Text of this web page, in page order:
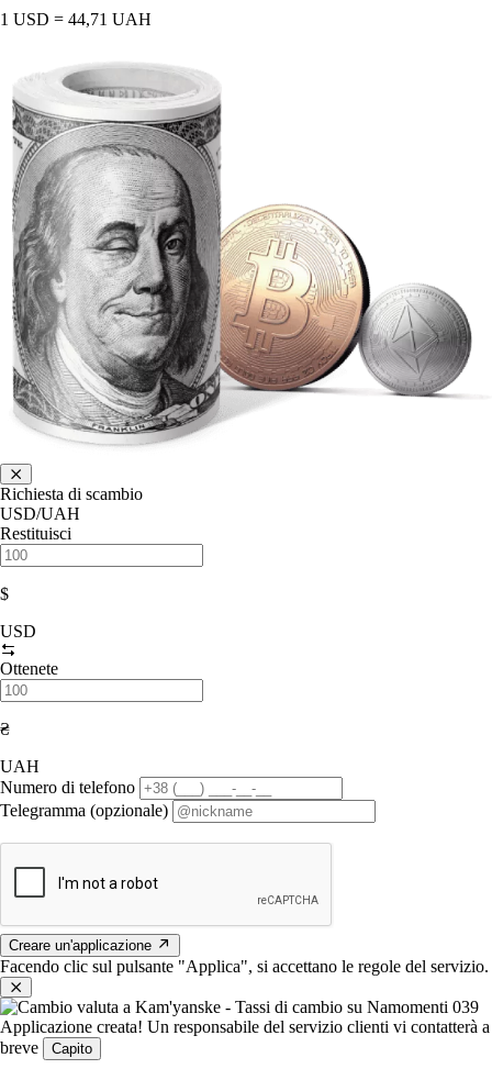
1 USD = 44,71 UAH
Richiesta di scambio
USD/UAH
Restituisci
$
USD
Ottenete
₴
UAH
Numero di telefono
Telegramma (opzionale)
Creare un'applicazione
Facendo clic sul pulsante "Applica", si accettano le regole del servizio.
Applicazione creata! Un responsabile del servizio clienti vi contatterà a
breve
Capito